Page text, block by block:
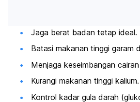
Jaga berat badan tetap ideal.
Batasi makanan tinggi garam
Menjaga keseimbangan
Kurangi makanan tinggi kalium.
Kontrol kadar gula darah